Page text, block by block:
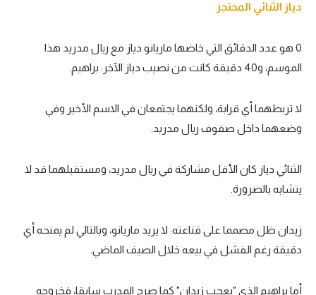
دياز الثنائي المحتجز
0 هو عدد الدقائق التي خاضها ماريانو دياز مع ريال مدريد هذا
الموسم، و40 دقيقة كانت من نصيب دياز الآخر: براهيم.
لا تربطهما أي قرابة، ولكنهما يجتمعان في الاسم الأخير وفي
وضعهما داخل صفوف ريال مدريد.
الثنائي دياز كان الأقل مشاركة في ريال مدريد، ومستقبلهما قد لا
يتشابه بالضرورة.
زيدان ظل مصمما على قناعته: لا يريد ماريانو، وبالتالي لم يمنحه أي
دقيقة رغم الفشل في بيعه خلال الصيف الماضي.
أما براهيم الذي "يعجب زيدان" كما صرح المدرب سابقا، فخروجه